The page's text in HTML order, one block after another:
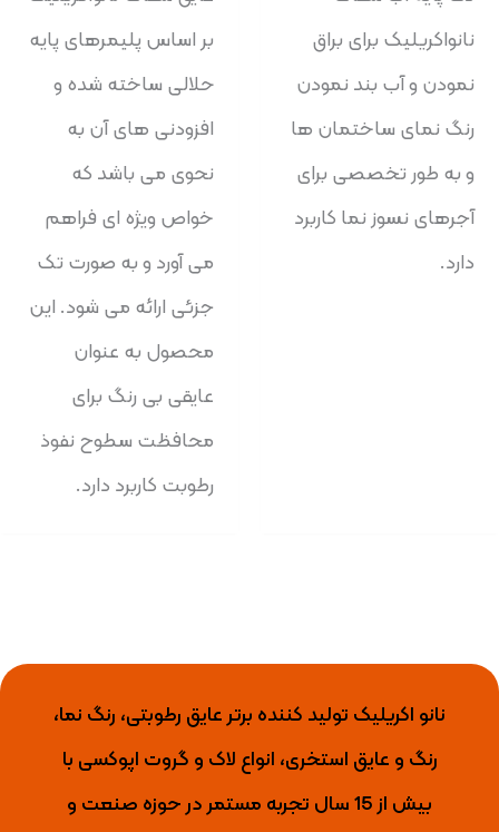
نانواکریلیک برای براق
نمودن و آب بند نمودن
رنگ نمای ساختمان ها
و به طور تخصصی برای
آجرهای نسوز نما کاربرد
دارد.
بر اساس پلیمرهای پایه
حلالی ساخته شده و
افزودنی های آن به
نحوی می باشد که
خواص ویژه ای فراهم
می آورد و به صورت تک
جزئی ارائه می شود. این
محصول به عنوان
عایقی بی رنگ برای
محافظت سطوح نفوذ
رطوبت کاربرد دارد.
نانو اکریلیک تولید کننده برتر عایق رطوبتی، رنگ نما،
رنگ و عایق استخری، انواع لاک و گروت اپوکسی با
بیش از 15 سال تجربه مستمر در حوزه صنعت و